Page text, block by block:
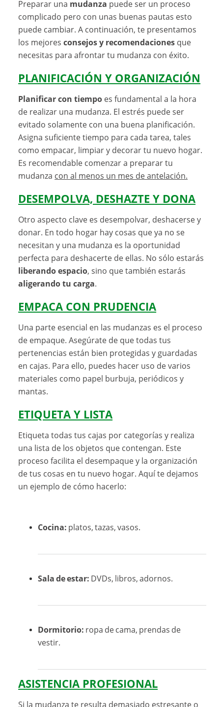
Preparar una mudanza puede ser un proceso
complicado pero con unas buenas pautas esto
puede cambiar. A continuación, te presentamos
los mejoresconsejos y recomendaciones que
necesitas para afrontar tu mudanza con éxito.
PLANIFICACIÓN Y ORGANIZACIÓN
Planificar con tiempo es fundamental a la hora
de realizar una mudanza. El estrés puede ser
evitado solamente con una buena planificación.
Asigna suficiente tiempo para cada tarea, tales
como empacar, limpiar y decorar tu nuevo hogar.
Es recomendable comenzar a preparar tu
mudanza con al menos un mes de antelación.
DESEMPOLVA, DESHAZTE Y DONA
Otro aspecto clave es desempolvar, deshacerse y
donar. En todo hogar hay cosas que ya no se
necesitan y una mudanza es la oportunidad
perfecta para deshacerte de ellas. No sólo estarás
liberando espacio, sino que también estarás
aligerando tu carga.
EMPACA CON PRUDENCIA
Una parte esencial en las mudanzas es el proceso
de empaque. Asegúrate de que todas tus
pertenencias están bien protegidas y guardadas
en cajas. Para ello, puedes hacer uso de varios
materiales como papel burbuja, periódicos y
mantas.
ETIQUETA Y LISTA
Etiqueta todas tus cajas por categorías y realiza
una lista de los objetos que contengan. Este
proceso facilita el desempaque y la organización
de tus cosas en tu nuevo hogar. Aquí te dejamos
un ejemplo de cómo hacerlo:
Cocina: platos, tazas, vasos.
Sala de estar: DVDs, libros, adornos.
Dormitorio: ropa de cama, prendas de
vestir.
ASISTENCIA PROFESIONAL
Si la mudanza te resulta demasiado estresante o